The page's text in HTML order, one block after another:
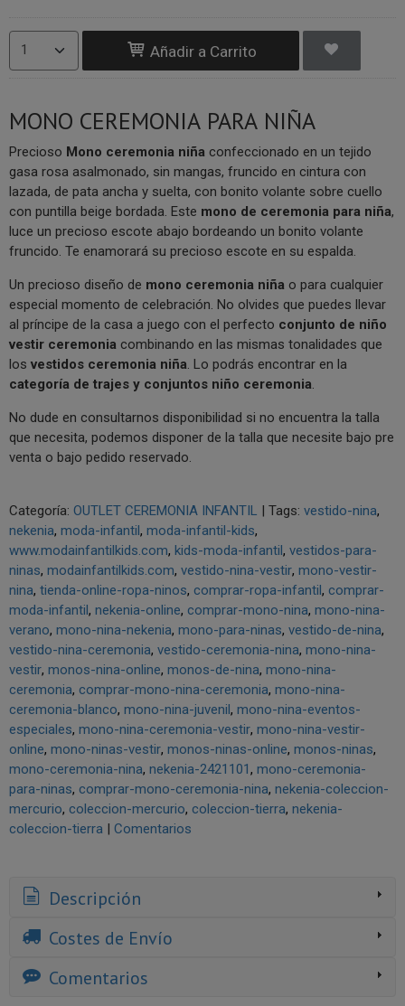
Añadir a Carrito
MONO CEREMONIA PARA NIÑA
Precioso Mono ceremonia niña confeccionado en un tejido
gasa rosa asalmonado, sin mangas, fruncido en cintura con
lazada, de pata ancha y suelta, con bonito volante sobre cuello
con puntilla beige bordada. Este mono de ceremonia para niña,
luce un precioso escote abajo bordeando un bonito volante
fruncido. Te enamorará su precioso escote en su espalda.
Un precioso diseño de mono ceremonia niña o para cualquier
especial momento de celebración. No olvides que puedes llevar
al príncipe de la casa a juego con el perfecto conjunto de niño
vestir ceremonia combinando en las mismas tonalidades que
los vestidos ceremonia niña. Lo podrás encontrar en la
categoría de trajes y conjuntos niño ceremonia.
No dude en consultarnos disponibilidad si no encuentra la talla
que necesita, podemos disponer de la talla que necesite bajo pre
venta o bajo pedido reservado.
Categoría: OUTLET CEREMONIA INFANTIL Tags: vestido-nina
nekenia moda-infantil
moda-infantil-kids
www.modainfantilkids.com kids-moda-infantil
vestidos-para-
ninas modainfantilkids.com vestido-nina-vestir mono-vestir-
nina tienda-online-ropa-ninos comprar-ropa-infantil
comprar-
moda-infantil
nekenia-online comprar-mono-nina mono-nina-
verano mono-nina-nekenia mono-para-ninas vestido-de-nina
vestido-nina-ceremonia vestido-ceremonia-nina mono-nina-
vestir monos-nina-online monos-de-nina mono-nina-
ceremonia comprar-mono-nina-ceremonia mono-nina-
ceremonia-blanco mono-nina-juvenil
mono-nina-eventos-
especiales mono-nina-ceremonia-vestir mono-nina-vestir-
online mono-ninas-vestir monos-ninas-online monos-ninas
mono-ceremonia-nina nekenia-2421101
mono-ceremonia-
para-ninas comprar-mono-ceremonia-nina nekenia-coleccion-
mercurio coleccion-mercurio coleccion-tierra nekenia-
coleccion-tierra
Comentarios
Descripción
Costes de Envío
Comentarios